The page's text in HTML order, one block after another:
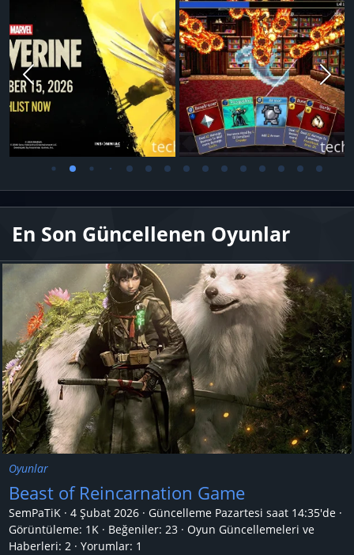
En Son Güncellenen Oyunlar
Oyunlar
Beast of Reincarnation Game
SemPaTiK 4 Şubat 2026 Güncelleme Pazartesi saat 14:35'de
Görüntüleme: 1K
Beğeniler: 23
Oyun Güncellemeleri ve
Haberleri: 2 Yorumlar: 1